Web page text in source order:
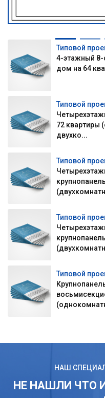
Типовой
4-этажный 8-
дом на 64
Типовой
72 квартиры
двухко...
Типовой
Типовой
Типовой
НАШ
НЕ НАШЛИ ЧТО